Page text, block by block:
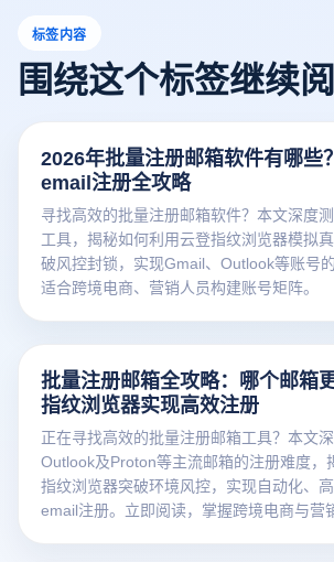
标签内容
围绕这个标签继续
2026年批量注册邮箱软件有哪些
email注册全攻略
寻找高效的批量注册邮箱软件？本文深度
工具，揭秘如何利用云登指纹浏览器模拟
破风控封锁，实现Gmail、Outlook等账号
适合跨境电商、营销人员构建账号矩阵。
批量注册邮箱全攻略：哪个邮箱
指纹浏览器实现高效注册
正在寻找高效的批量注册邮箱工具？本文深
Outlook及Proton等主流邮箱的注册难度，
指纹浏览器突破环境风控，实现自动化、
email注册。立即阅读，掌握跨境电商与营